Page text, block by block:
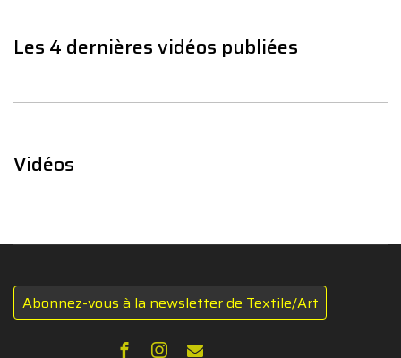
Les 4 dernières vidéos publiées
Vidéos
Abonnez-vous à la newsletter de Textile/Art